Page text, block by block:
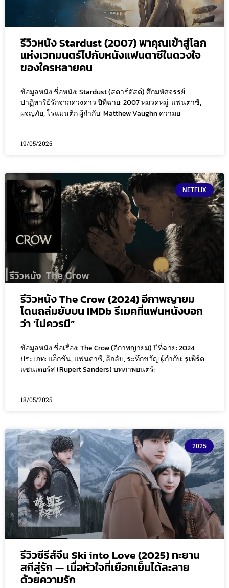
รีวิวหนัง Stardust (2007) พาคุณเข้าสู่โลก
แห่งเวทมนตร์ไปกับหนังแฟนตาซีในดวงใจ
ของใครหลายคน
ข้อมูลหนัง ชื่อหนัง: Stardust (สตาร์ดัสต์) ศึกมหัศจรรย์
ปาฏิหาริย์รักจากดวงดาว ปีที่ฉาย: 2007 หมวดหมู่: แฟนตาซี,
ผจญภัย, โรแมนติก ผู้กำกับ: Matthew Vaughn ความย
19/05/2025
NETFLIX
รีวิวหนัง The Crow (2024) อีกาพญายม
โดนถล่มยับบน IMDb รีเมคที่แฟนหนังบอก
ว่า ‘ไม่ควรมี”
ข้อมูลหนัง ชื่อเรื่อง: The Crow (อีกาพญายม) ปีที่ฉาย: 2024
ประเภท: แอ็กชัน, แฟนตาซี, ลึกลับ, ระทึกขวัญ ผู้กำกับ: รูเพิร์ต
แซนเดอร์ส (Rupert Sanders) บทภาพยนตร์:
18/05/2025
2025
รีวิวซีรีส์จีน Ski into Love (2025) ทะยาน
สกีสู่รัก — เมื่อหัวใจที่เยือกเย็นได้ละลาย
ด้วยความรัก